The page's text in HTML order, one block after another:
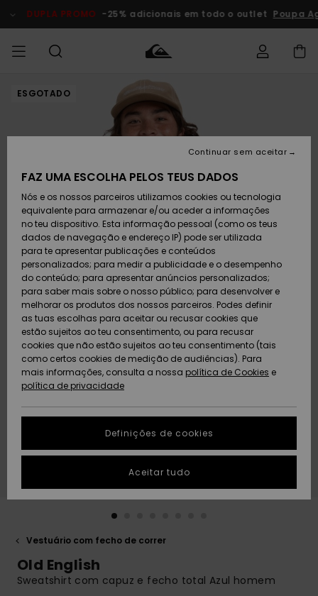
do
DUPLA PROMO -25% adicionais em todo o outlet Poupa
HOMEM Roupas
Calçado e
chinelos
Surfe/água
Snow
Artigos
recém-
chegados
Coleções
MENINO
Roupas
Calçado e
chinelos
Surfe/água
Neve
Artigos
recém-
chegados
Highlights
MULHER
Shop
chegados
Highlights
Snow
SURF
Surf Shop
Homem
Crianças
Highlights
Community
SNOW
Artigos
Neve
Homem
Artigos
Criança
Snow Shop
Feminino
Highlights
Community
DUPLA
PROMO
Outlet
Homem
Criança
Outlet
Mulher
AJUDA
Acede à tua
encomenda
Devoluções
Pagamento
Cartão
presente
Quiksilver
Freedom
Protecção de
dados
Guia de
tamanhos
conversa para
obteres a
resposta mais
SUSTAINABILITY
PRESENTE
DESEJO
ESGOTADO
Vestuário com fecho de correr
Old English
Sweatshirt com capuz e fecho total Azul homem
FAZ UMA ESCOLHA PELOS TEUS DADOS
Nós e os nossos parceiros utilizamos cookies ou tecnologia
equivalente para armazenar e/ou aceder a informações
no teu dispositivo. Esta informação pessoal (como os teus
dados de navegação e endereço IP) pode ser utilizada
para te apresentar publicações e conteúdos
personalizados; para medir a publicidade e o desempenho
do conteúdo; para apresentar anúncios personalizados;
para saber mais sobre o nosso público; para desenvolver e
melhorar os produtos dos nossos parceiros. Podes definir
as tuas escolhas para aceitar ou recusar cookies que
estão sujeitos ao teu consentimento, ou para recusar
cookies que não estão sujeitos ao teu consentimento (tais
como certos cookies de medição de audiências). Para
mais informações, consulta a nossa política de Cookies e
política de privacidade
Definições de cookies
Continuar sem aceitar
Aceitar tudo